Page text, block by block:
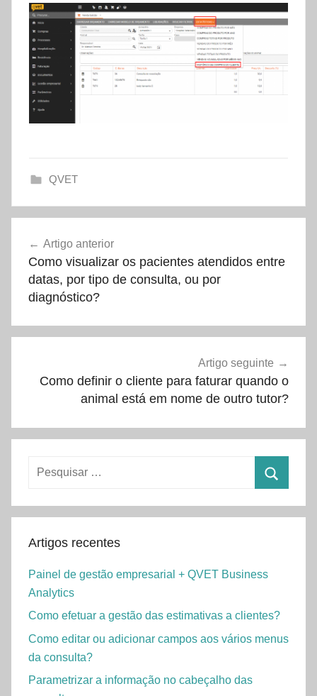
QVET
de
artigos
Artigo anterior
Como visualizar os pacientes atendidos entre
datas, por tipo de consulta, ou por
diagnóstico?
Artigo seguinte
Como definir o cliente para faturar quando o
animal está em nome de outro tutor?
Artigos recentes
Painel de gestão empresarial + QVET Business
Analytics
Como efetuar a gestão das estimativas a clientes?
Como editar ou adicionar campos aos vários menus
da consulta?
Parametrizar a informação no cabeçalho das